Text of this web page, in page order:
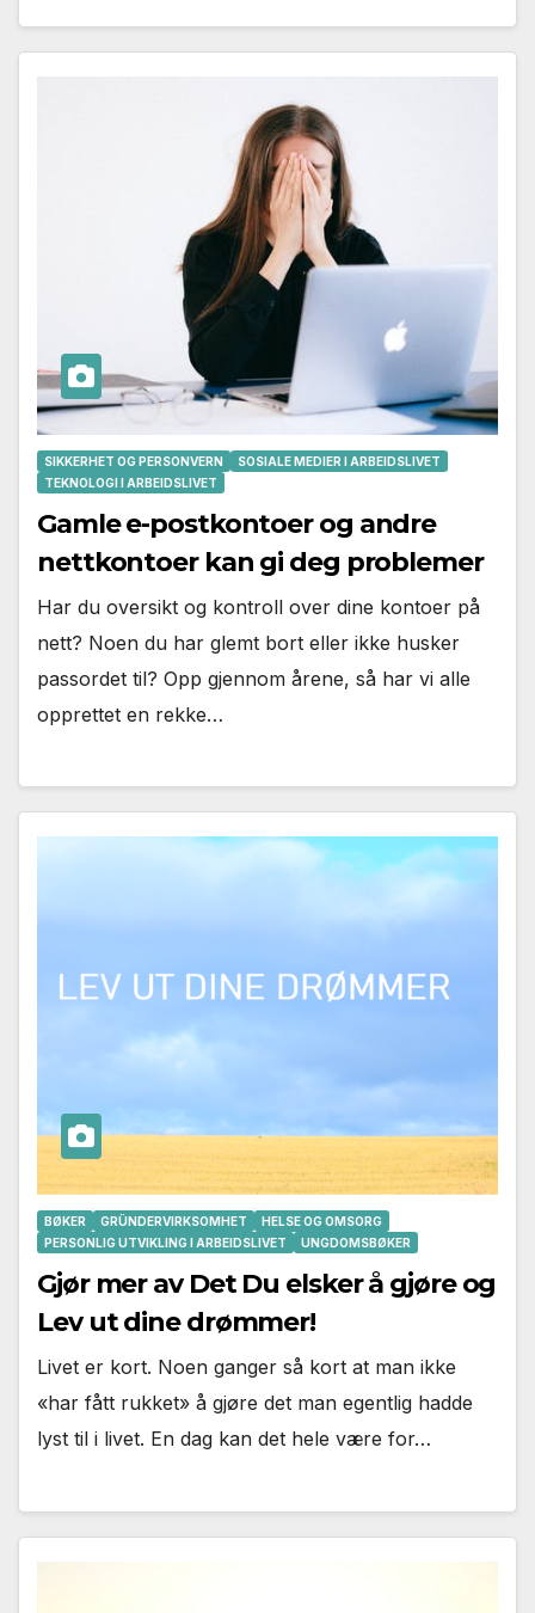
SIKKERHET OG PERSONVERN
SOSIALE MEDIER I ARBEIDSLIVET
TEKNOLOGI I ARBEIDSLIVET
Gamle e-postkontoer og andre
nettkontoer kan gi deg problemer
Har du oversikt og kontroll over dine kontoer på
nett? Noen du har glemt bort eller ikke husker
passordet til? Opp gjennom årene, så har vi alle
opprettet en rekke…
BØKER GRÜNDERVIRKSOMHET
HELSE OG OMSORG
PERSONLIG UTVIKLING I ARBEIDSLIVET
UNGDOMSBØKER
Gjør mer av Det Du elsker å gjøre og
Lev ut dine drømmer!
Livet er kort. Noen ganger så kort at man ikke
«har fått rukket» å gjøre det man egentlig hadde
lyst til i livet. En dag kan det hele være for…